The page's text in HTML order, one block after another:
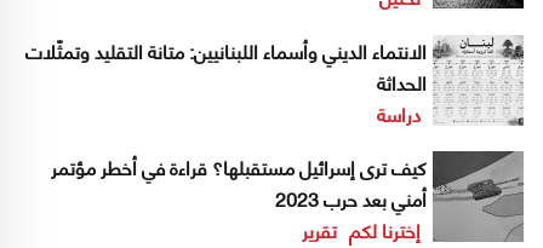
الانتماء الديني وأسماء اللبنانيين: متانة التقليد وتمثّلات
الحداثة
دراسة
كيف ترى إسرائيل مستقبلها؟ قراءة في أخطر مؤتمر
أمني بعد حرب 2023
إخترنا لكم تقرير